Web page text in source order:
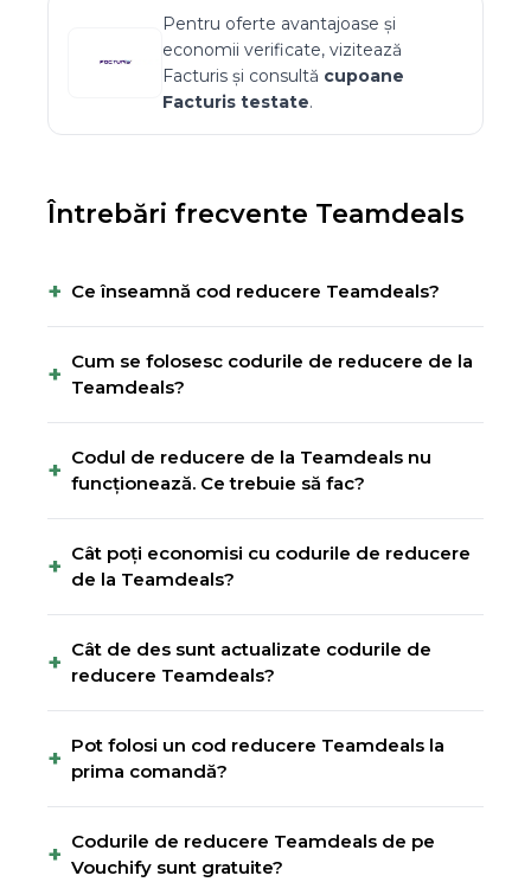
Pentru oferte avantajoase și
economii verificate, vizitează
Facturis și consultă cupoane
Facturis testate.
Întrebări frecvente Teamdeals
+ Ce înseamnă cod reducere Teamdeals?
+ Cum se folosesc codurile de reducere de la
Teamdeals?
+ Codul de reducere de la Teamdeals nu
funcționează. Ce trebuie să fac?
+ Cât poți economisi cu codurile de reducere
de la Teamdeals?
+ Cât de des sunt actualizate codurile de
reducere Teamdeals?
+ Pot folosi un cod reducere Teamdeals la
prima comandă?
+ Codurile de reducere Teamdeals de pe
Vouchify sunt gratuite?